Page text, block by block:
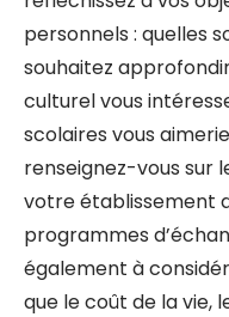
personnels : quelles
souhaitez
culturel vous
scolaires vous
renseignez-vous sur
votre établissement
programmes
également à
que le coût de la vie,